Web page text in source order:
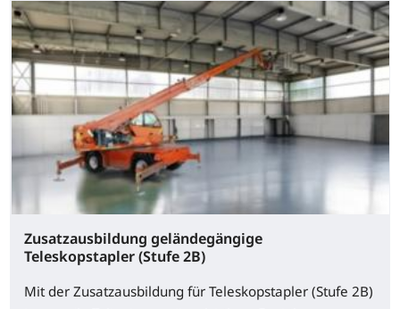
Zusatzausbildung geländegängige
Teleskopstapler (Stufe 2B)
Mit der Zusatzausbildung für Teleskopstapler (Stufe 2B)